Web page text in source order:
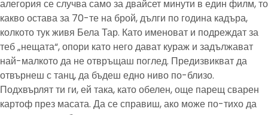
алегория се случва само за двайсет минути в един филм, то
какво остава за 70-те на брой, дълги по година кадъра,
колкото тук живя Бела Тар. Като именоват и подреждат за
теб „нещата“, опори като него дават кураж и задължават
най-малкото да не отвръщаш поглед. Предизвикват да
отвърнеш с танц, да бъдеш едно ниво по-близо.
Подхвърлят ти ги, ей така, като обелен, още парещ сварен
картоф през масата. Да се справиш, ако може по-тихо да